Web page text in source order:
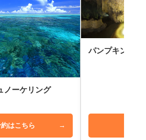
ノーケリング
はこちら →
パンプキン鍾乳